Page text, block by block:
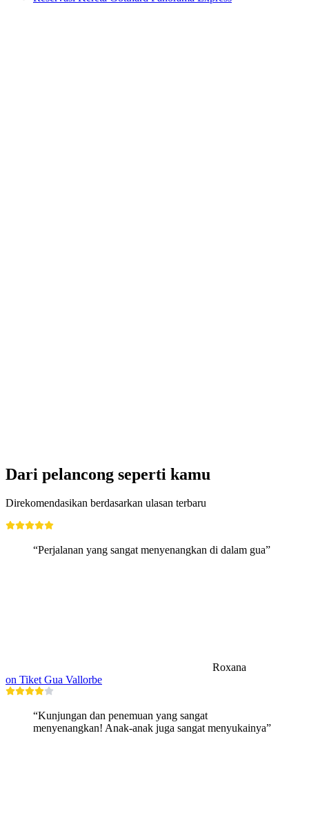
Dari pelancong seperti kamu
Direkomendasikan berdasarkan ulasan terbaru
“Perjalanan yang sangat menyenangkan di dalam gua”
Roxana
on Tiket Gua Vallorbe
“Kunjungan dan penemuan yang sangat
menyenangkan! Anak-anak juga sangat menyukainya”